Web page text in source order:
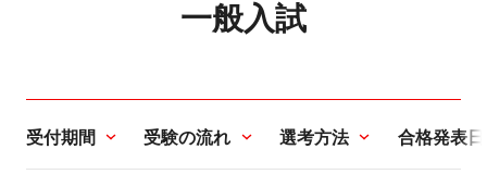
一般入試
受付期間 受験の流れ 選考方法 合格発表日